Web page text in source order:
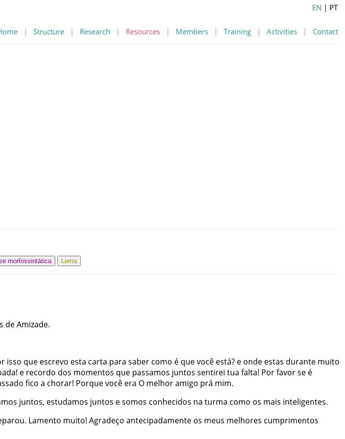
| Structure | Research | Resources | Members | Training | Activities | Contact
EN | PT
morfossintática Lema
deAmizade.
isso que escrevo esta carta para saber como é quevocê está? e onde estas durante muito
! e recordo dos momentos que passamos juntos sentirei tua falta! Porfavorse é
fico a chorar! Porquevocê era O melhoramigo prá mim.
juntos, estudamos juntos esomos conhecidos na turma como os mais inteligentes.
. Lamento muito! Agradeço antecipadamente os meus melhores cumprimentos